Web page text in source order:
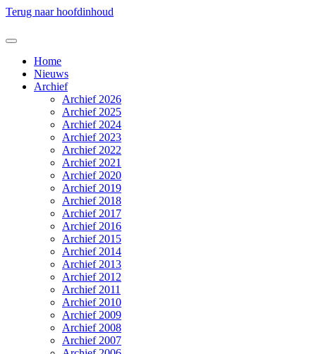
Terug naar hoofdinhoud
Home
Nieuws
Archief
Archief 2026
Archief 2025
Archief 2024
Archief 2023
Archief 2022
Archief 2021
Archief 2020
Archief 2019
Archief 2018
Archief 2017
Archief 2016
Archief 2015
Archief 2014
Archief 2013
Archief 2012
Archief 2011
Archief 2010
Archief 2009
Archief 2008
Archief 2007